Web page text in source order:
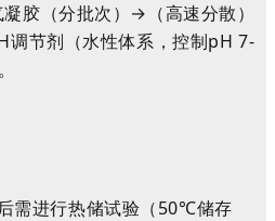
胶（分批次）→（高速分散）
节剂（水性体系，控制pH 7-
需进行热储试验（50℃储存